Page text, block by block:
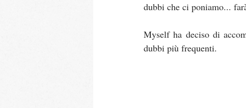
dubbi che ci poniamo...
Myself ha deciso di
dubbi più frequenti.